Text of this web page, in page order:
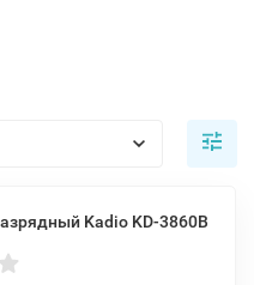
Kadio KD-3860B